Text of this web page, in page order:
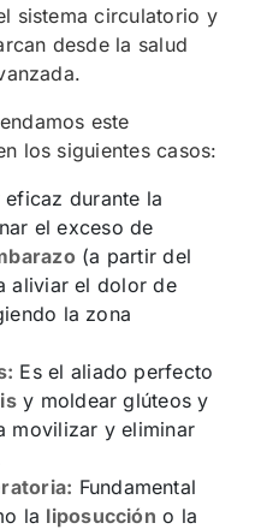
sistema circulatorio y
desde la salud
este
los siguientes casos:
eficaz durante la
el exceso de
(a partir del
aliviar el dolor de
la zona
Es el aliado perfecto
y moldear glúteos y
movilizar y eliminar
Fundamental
la liposucción o la